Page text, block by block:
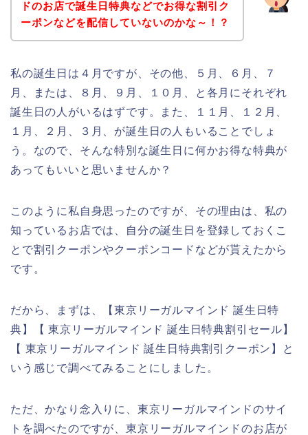
ドのお店で誕生日特典などでお得な割引ク
ーポンなどを配信していないのかな～！？
私の誕生日は４月ですが、その他、５月、６月、７
月、または、８月、９月、１０月、と各月にそれぞれ
誕生日の人がいるはずです。また、１１月、１２月、
１月、２月、３月、が誕生日の人もいることでしょ
う。なので、そんな特別な誕生日に何かお得な特典が
あってもいいと思いませんか？
このように私自身思ったのですが、その理由は、私の
知っているお店では、自分の誕生日を登録しておくこ
とで割引クーポンやクーポンコードなどが貰えたから
です。
だから、まずは、【東京リーガルマインド 誕生日特
典】【 東京リーガルマインド 誕生日特典割引セール】
【 東京リーガルマインド 誕生日特典割引クーポン】と
いう感じで調べてみることにしました。
ただ、かなり念入りに、東京リーガルマインドのサイ
トを調べたのですが、東京リーガルマインドのお店が